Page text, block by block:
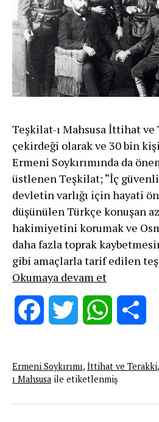
Teşkilat-ı Mahsusa İttihat
çekirdeği olarak ve 30 bin
Ermeni Soykırımında da
üstlenen Teşkilat; “İç
devletin varlığı için hayati
düşünülen Türkçe konuşan
hakimiyetini korumak ve
daha fazla toprak
gibi amaçlarla tarif edilen
Okumaya devam etTeşkilat-
ı
Kemalist
Kadrolar
Bir
Facebook Twitter WhatsApp
Ermeni Soykırımı, İttihat ve Terakki,
ı Mahsusa ile etiketlenmiş